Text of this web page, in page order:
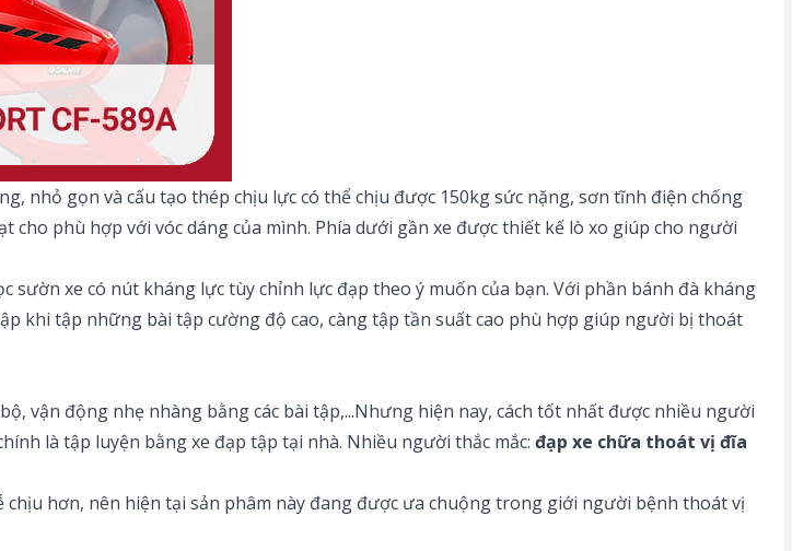
nhỏ gọn và cấu tạo thép chịu lực có thể chịu được 150kg sức nặng, sơn tĩnh điện chống
phù hợp với vóc dáng của mình. Phía dưới gần xe được thiết kế lò xo giúp cho người
xe có nút kháng lực tùy chỉnh lực đạp theo ý muốn của bạn. Với phần bánh đà kháng
khi tập những bài tập cường độ cao, càng tập tần suất cao phù hợp giúp người bị thoát
vận động nhẹ nhàng bằng các bài tập,...Nhưng hiện nay, cách tốt nhất được nhiều người
là tập luyện bằng xe đạp tập tại nhà. Nhiều người thắc mắc: đạp xe chữa thoát vị đĩa
hơn, nên hiện tại sản phâm này đang được ưa chuộng trong giới người bệnh thoát vị